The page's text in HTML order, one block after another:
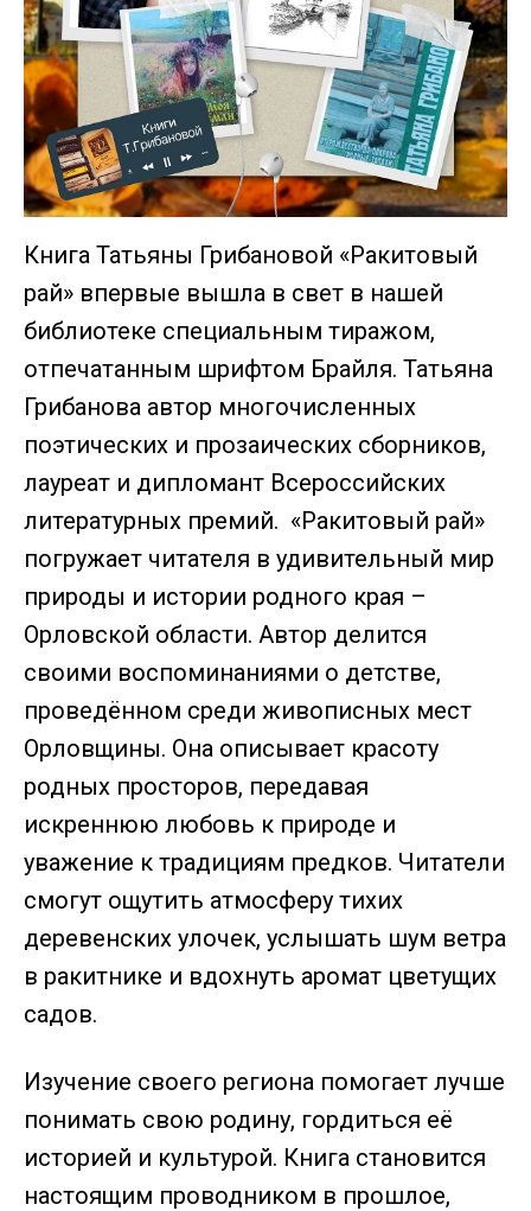
Книга Татьяны Грибановой «Ракитовый
рай» впервые вышла в свет в нашей
библиотеке специальным тиражом,
отпечатанным шрифтом Брайля. Татьяна
Грибанова автор многочисленных
поэтических и прозаических сборников,
лауреат и дипломант Всероссийских
литературных премий. «Ракитовый рай»
погружает читателя в удивительный мир
природы и истории родного края –
Орловской области. Автор делится
своими воспоминаниями о детстве,
проведённом среди живописных мест
Орловщины. Она описывает красоту
родных просторов, передавая
искреннюю любовь к природе и
уважение к традициям предков. Читатели
смогут ощутить атмосферу тихих
деревенских улочек, услышать шум ветра
в ракитнике и вдохнуть аромат цветущих
садов.
Изучение своего региона помогает лучше
понимать свою родину, гордиться её
историей и культурой. Книга становится
настоящим проводником в прошлое,